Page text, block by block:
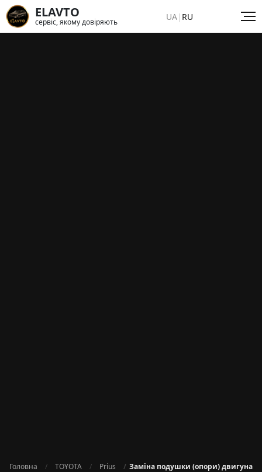
ELAVTO
сервіс, якому довіряють UA| RU
Головна TOYOTA Prius Заміна подушки (опори) двигуна